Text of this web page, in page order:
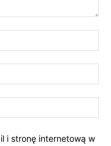
i stronę internetową w